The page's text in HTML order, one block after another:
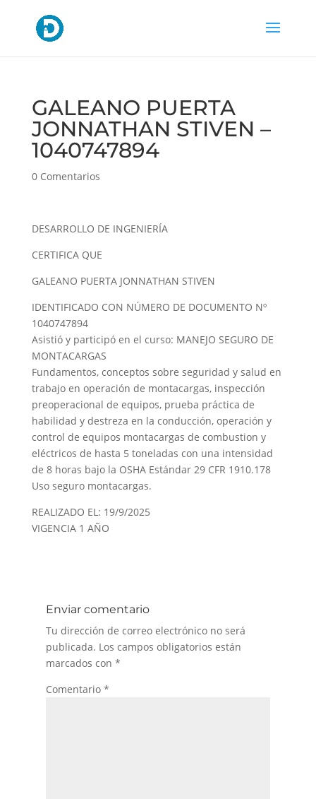
GALEANO PUERTA
JONNATHAN STIVEN –
1040747894
0 Comentarios
DESARROLLO DE INGENIERÍA
CERTIFICA QUE
GALEANO PUERTA JONNATHAN STIVEN
IDENTIFICADO CON NÚMERO DE DOCUMENTO Nº
1040747894
Asistió y participó en el curso: MANEJO SEGURO DE
MONTACARGAS
Fundamentos, conceptos sobre seguridad y salud en
trabajo en operación de montacargas, inspección
preoperacional de equipos, prueba práctica de
habilidad y destreza en la conducción, operación y
control de equipos montacargas de combustion y
eléctricos de hasta 5 toneladas con una intensidad
de 8 horas bajo la OSHA Estándar 29 CFR 1910.178
Uso seguro montacargas.
REALIZADO EL: 19/9/2025
VIGENCIA 1 AÑO
Enviar comentario
Tu dirección de correo electrónico no será
publicada. Los campos obligatorios están
marcados con *
Comentario *